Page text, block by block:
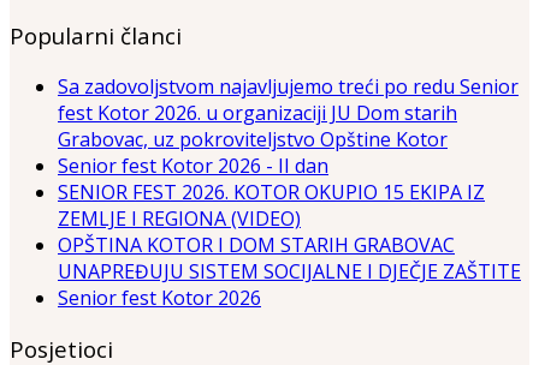
Popularni članci
Sa zadovoljstvom najavljujemo treći po redu Senior
fest Kotor 2026. u organizaciji JU Dom starih
Grabovac, uz pokroviteljstvo Opštine Kotor
Senior fest Kotor 2026 - II dan
SENIOR FEST 2026. KOTOR OKUPIO 15 EKIPA IZ
ZEMLJE I REGIONA (VIDEO)
OPŠTINA KOTOR I DOM STARIH GRABOVAC
UNAPREĐUJU SISTEM SOCIJALNE I DJEČJE ZAŠTITE
Senior fest Kotor 2026
Posjetioci